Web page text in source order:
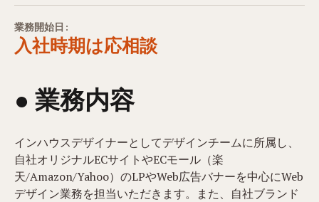
業務開始日:
入社時期は応相談
● 業務内容​
インハウスデザイナーとしてデザインチームに所属し、
自社オリジナルECサイトやECモール（楽
天/Amazon/Yahoo）のLPやWeb広告バナーを中心にWeb
デザイン業務を担当いただきます。また、自社ブランド